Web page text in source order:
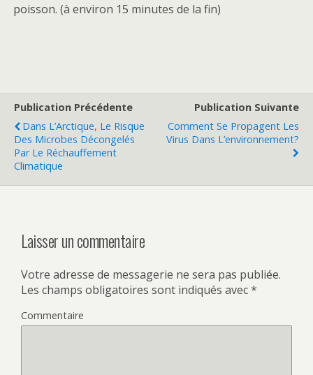
poisson. (à environ 15 minutes de la fin)
Publication Précédente
Dans L’Arctique, Le Risque
Des Microbes Décongelés
Par Le Réchauffement
Climatique
Publication Suivante
Comment Se Propagent Les
Virus Dans L’environnement?
Laisser un commentaire
Votre adresse de messagerie ne sera pas publiée.
Les champs obligatoires sont indiqués avec*
Commentaire